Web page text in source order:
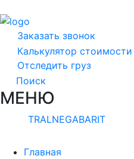
Заказать звонок
Калькулятор
Отследить груз
Поиск
МЕНЮ
TRALNEGABARIT
Главная